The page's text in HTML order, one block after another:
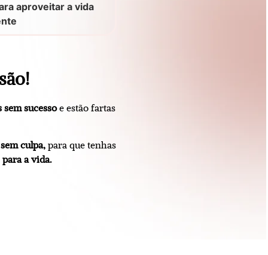
aproveitar a vida
sucessoe estão fartas
culpa,para que tenhas
a vida.